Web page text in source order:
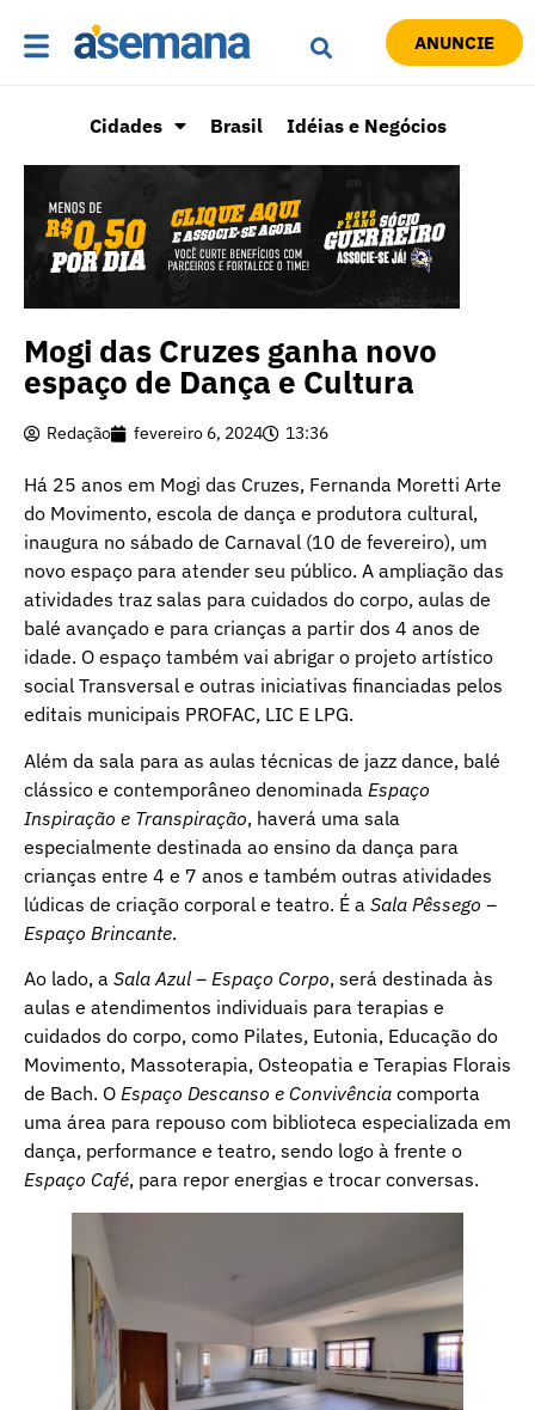
ANUNCIE
Cidades Brasil Idéias e Negócios
Mogi das Cruzes ganha novo
espaço de Dança e Cultura
Redação fevereiro 6, 2024 13:36
Há 25 anos em Mogi das Cruzes, Fernanda Moretti Arte
do Movimento, escola de dança e produtora cultural,
inaugura no sábado de Carnaval (10 de fevereiro), um
novo espaço para atender seu público. A ampliação das
atividades traz salas para cuidados do corpo, aulas de
balé avançado e para crianças a partir dos 4 anos de
idade. O espaço também vai abrigar o projeto artístico
social Transversal e outras iniciativas financiadas pelos
editais municipais PROFAC, LIC E LPG.
Além da sala para as aulas técnicas de jazz dance, balé
clássico e contemporâneo denominada Espaço
Inspiração e Transpiração, haverá uma sala
especialmente destinada ao ensino da dança para
crianças entre 4 e 7 anos e também outras atividades
lúdicas de criação corporal e teatro. É a Sala Pêssego –
Espaço Brincante.
Ao lado, a Sala Azul – Espaço Corpo, será destinada às
aulas e atendimentos individuais para terapias e
cuidados do corpo, como Pilates, Eutonia, Educação do
Movimento, Massoterapia, Osteopatia e Terapias Florais
de Bach. O Espaço Descanso e Convivência comporta
uma área para repouso com biblioteca especializada em
dança, performance e teatro, sendo logo à frente o
Espaço Café, para repor energias e trocar conversas.